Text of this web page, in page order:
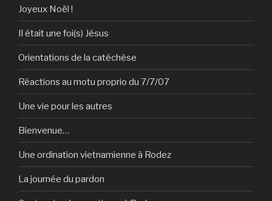
Joyeux Noël !
Il était une foi(s) Jésus
Orientations de la catéchèse
Réactions au motu proprio du 7/7/07
Une vie pour les autres
Bienvenue…
Une ordination vietnamienne à Rodez
La journée du pardon